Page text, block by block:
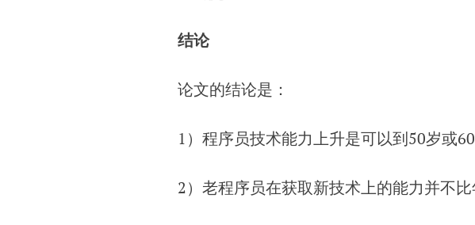
结论
论文的结论是：
1）程序员技术能力上升是可以到50岁或60
2）老程序员在获取新技术上的能力并不比